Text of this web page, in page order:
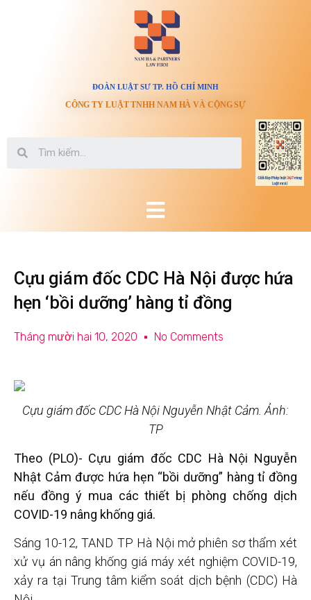
ĐOÀN LUẬT SƯ TP. HỒ CHÍ MINH
CÔNG TY LUẬT TNHH NAM HÀ VÀ CỘNG SỰ
Cựu giám đốc CDC Hà Nội được hứa
hẹn ‘bồi dưỡng’ hàng tỉ đồng
Tháng mười hai 10, 2020 No Comments
Cựu giám đốc CDC Hà Nội Nguyễn Nhật Cảm. Ảnh:
TP
Theo (PLO)- Cựu giám đốc CDC Hà Nội Nguyễn
Nhật Cảm được hứa hẹn “bồi dưỡng” hàng tỉ đồng
nếu đồng ý mua các thiết bị phòng chống dịch
COVID-19 nâng khống giá.
Sáng 10-12, TAND TP Hà Nội mở phiên sơ thẩm xét
xử vụ án nâng khống giá máy xét nghiệm COVID-19,
xảy ra tại Trung tâm kiểm soát dịch bệnh (CDC) Hà